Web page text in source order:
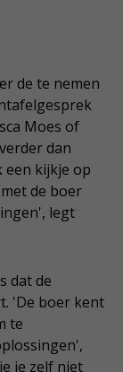
de te nemen
Moes of
dan
een kijkje op
de boer
legt
dat de
'De boer kent
te
je zelf niet